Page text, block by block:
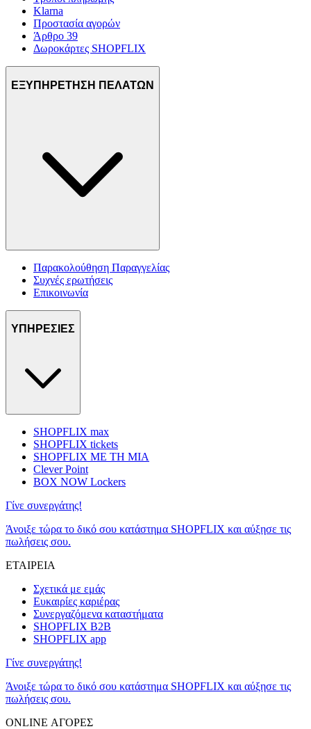
Klarna
Προστασία αγορών
Άρθρο 39
Δωροκάρτες SHOPFLIX
ΕΞΥΠΗΡΕΤΗΣΗ ΠΕΛΑΤΩΝ
Παρακολούθηση Παραγγελίας
Συχνές ερωτήσεις
Επικοινωνία
ΥΠΗΡΕΣΙΕΣ
SHOPFLIX max
SHOPFLIX tickets
SHOPFLIX ΜΕ ΤΗ ΜΙΑ
Clever Point
BOX NOW Lockers
Γίνε συνεργάτης!
Άνοιξε τώρα το δικό σου κατάστημα SHOPFLIX και αύξησε τις
πωλήσεις σου.
ΕΤΑΙΡΕΙΑ
Σχετικά με εμάς
Ευκαιρίες καριέρας
Συνεργαζόμενα καταστήματα
SHOPFLIX B2B
SHOPFLIX app
Γίνε συνεργάτης!
Άνοιξε τώρα το δικό σου κατάστημα SHOPFLIX και αύξησε τις
πωλήσεις σου.
ONLINE ΑΓΟΡΕΣ